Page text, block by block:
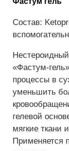
Состав:
«Фастум-
процессы в
уменьшить
гелевой
мягкие ткани
Применяется